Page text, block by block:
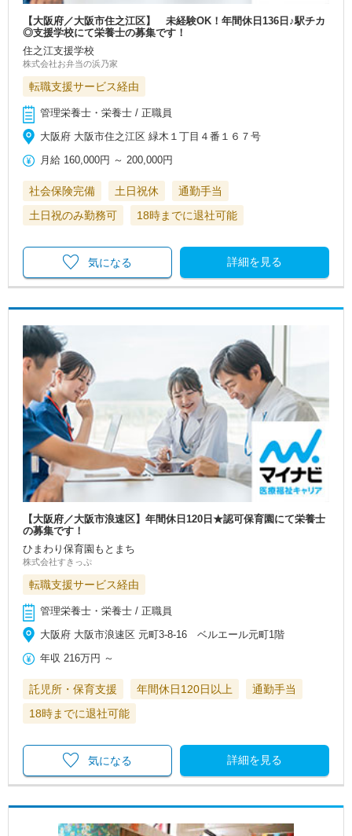
【大阪府／大阪市住之江区】 未経験OK！年間休日136日♪駅チカ
◎支援学校にて栄養士の募集です！
住之江支援学校
株式会社お弁当の浜乃家
転職支援サービス経由
管理栄養士・栄養士 / 正職員
大阪府 大阪市住之江区 緑木１丁目４番１６７号
月給 160,000円 ～200,000円
社会保険完備 土日祝休
通勤手当
土日祝のみ勤務可
18時までに退社可能
詳細を見る
気になる
【大阪府／大阪市浪速区】年間休日120日★認可保育園にて栄養士
の募集です！
ひまわり保育園もとまち
株式会社すきっぷ
転職支援サービス経由
管理栄養士・栄養士 / 正職員
大阪府 大阪市浪速区 元町3-8-16 ベルエール元町1階
年収 216万円 ～
託児所・保育支援 年間休日120日以上
通勤手当
18時までに退社可能
詳細を見る
気になる